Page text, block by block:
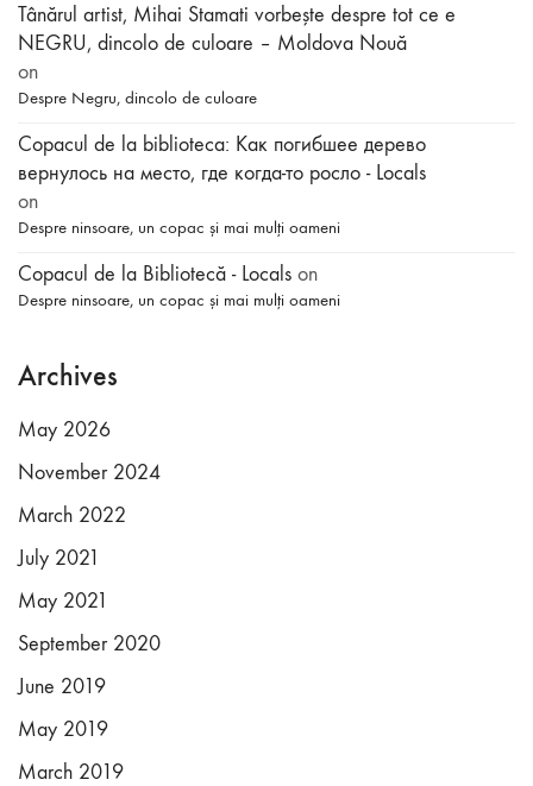
Tânărul artist, Mihai Stamati vorbeşte despre tot ce e
NEGRU, dincolo de culoare – Moldova Nouă
on
Despre Negru, dincolo de culoare
Copacul de la biblioteca: Как погибшее дерево
вернулось на место, где когда-то росло - Locals
on
Despre ninsoare, un copac și mai mulți oameni
Copacul de la Bibliotecă - Locals on
Despre ninsoare, un copac și mai mulți oameni
Archives
May 2026
November 2024
March 2022
July 2021
May 2021
September 2020
June 2019
May 2019
March 2019